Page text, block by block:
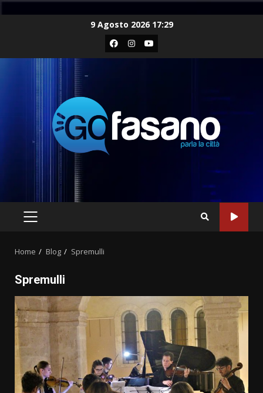
9 Agosto 2026 17:29
Facebook
Instagram
Youtube
PRIMARY
Home Blog Spremulli
Spremulli